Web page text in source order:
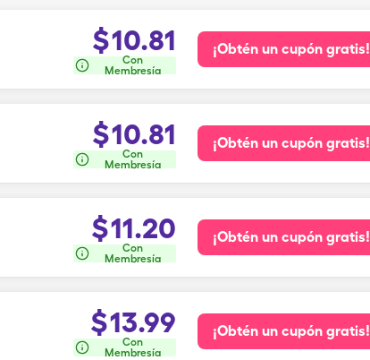
$10.81
Con
Membresía
¡Obtén un cupón gratis!
$10.81
Con
Membresía
¡Obtén un cupón gratis!
$11.20
Con
Membresía
¡Obtén un cupón gratis!
$13.99
Con
Membresía
¡Obtén un cupón gratis!